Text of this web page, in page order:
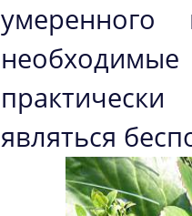
умеренного
являться